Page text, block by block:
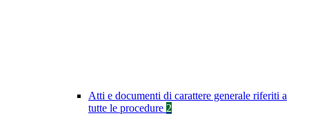
Atti e documenti di carattere generale riferiti a
tutte le procedure 2